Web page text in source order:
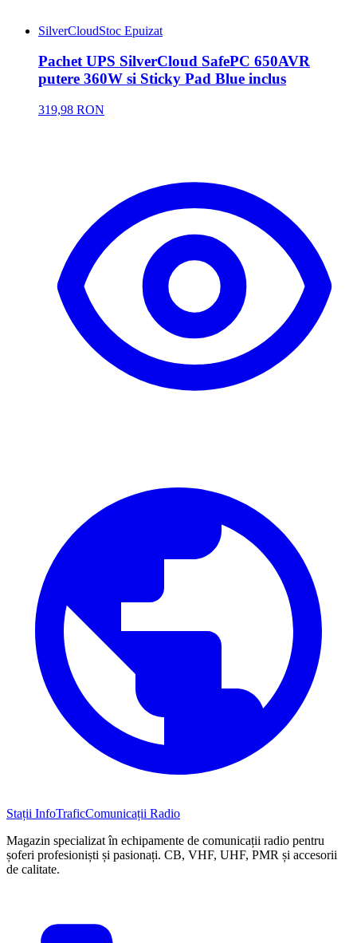
SilverCloudStoc Epuizat
Pachet UPS SilverCloud SafePC 650AVR
putere 360W si Sticky Pad Blue inclus
319,98 RON
Stații InfoTraficComunicații Radio
Magazin specializat în echipamente de comunicații radio pentru
șoferi profesioniști și pasionați. CB, VHF, UHF, PMR și accesorii
de calitate.